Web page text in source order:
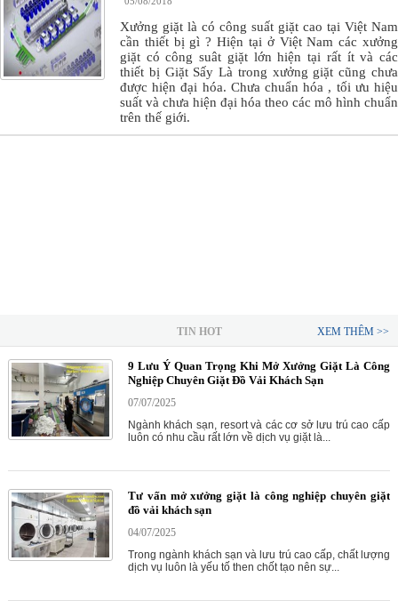
Xưởng giặt là có công suất giặt cao tại Việt Nam
cần thiết bị gì ? Hiện tại ở Việt Nam các xưởng
giặt có công suât giặt lớn hiện tại rất ít và các
thiết bị Giặt Sấy Là trong xưởng giặt cũng chưa
được hiện đại hóa. Chưa chuẩn hóa , tối ưu hiệu
suất và chưa hiện đại hóa theo các mô hình chuẩn
trên thế giới.
TIN HOT XEM THÊM >>
9 Lưu Ý Quan Trọng Khi Mở Xưởng Giặt Là Công
Nghiệp Chuyên Giặt Đồ Vải Khách Sạn
07/07/2025
Ngành khách sạn, resort và các cơ sở lưu trú cao cấp
luôn có nhu cầu rất lớn về dịch vụ giặt là...
Tư vấn mở xưởng giặt là công nghiệp chuyên giặt
đồ vải khách sạn
04/07/2025
Trong ngành khách sạn và lưu trú cao cấp, chất lượng
dịch vụ luôn là yếu tố then chốt tạo nên sự...